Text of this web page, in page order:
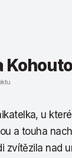
u
a touha
zvítězila nad